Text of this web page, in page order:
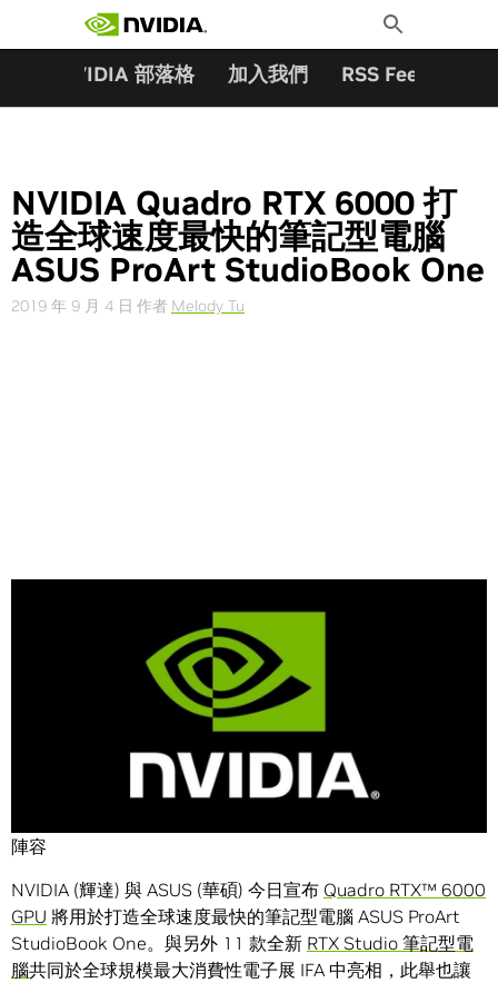
Toggle
Search
NVIDIA 部落格 加入我們 RSS Feeds
NVIDIA Quadro RTX 6000 打
造全球速度最快的筆記型電腦
ASUS ProArt StudioBook One
2019 年 9 月 4 日 作者 Melody Tu
首款搭載 Quadro RTX 6000 GPU 的筆記型電腦加入由
陣容
NVIDIA (輝達) 與 ASUS (華碩) 今日宣布 Quadro RTX™ 6000
GPU 將用於打造全球速度最快的筆記型電腦 ASUS ProArt
StudioBook One。與另外 11 款全新 RTX Studio 筆記型電
腦共同於全球規模最大消費性電子展 IFA 中亮相，此舉也讓